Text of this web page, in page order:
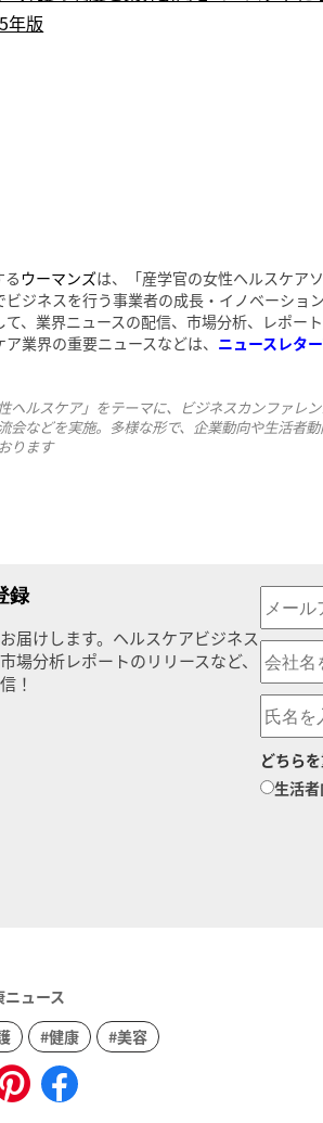
年版
ウーマンズは、「産学官の女性ヘルスケア
ジネスを行う事業者の成長・イノベーショ
て、業界ニュースの配信、市場分析、レポ
業界の重要ニュースなどは、 ニュースレタ
ヘルスケア」をテーマに、ビジネスカンファ
会などを実施。多様な形で、企業動向や生活者
ります
録
届けします。ヘルスケアビジネス
場分析レポートのリリースなど、
！
どちら
生活
ュース
#健康 #美容